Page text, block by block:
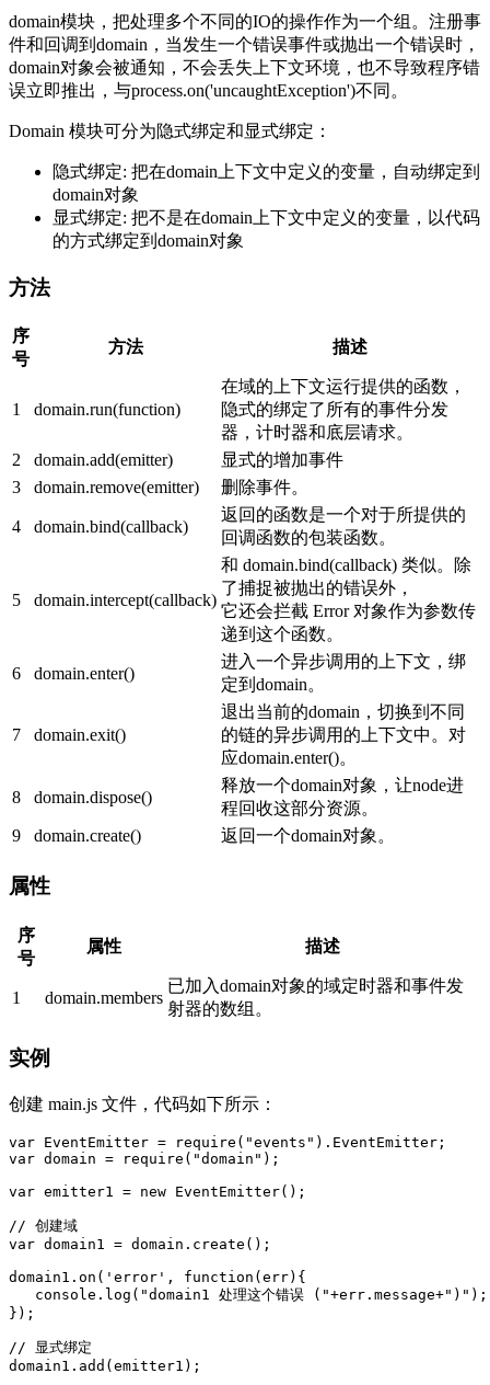
domain模块，把处理多个不同的IO的操作作为一个组。注册事
件和回调到domain，当发生一个错误事件或抛出一个错误时，
domain对象会被通知，不会丢失上下文环境，也不导致程序错
误立即推出，与process.on('uncaughtException')不同。
Domain 模块可分为隐式绑定和显式绑定：
隐式绑定: 把在domain上下文中定义的变量，自动绑定到
domain对象
显式绑定: 把不是在domain上下文中定义的变量，以代码
的方式绑定到domain对象
方法
序
号
方法 描述
1 domain.run(function)
在域的上下文运行提供的函数，
隐式的绑定了所有的事件分发
器，计时器和底层请求。
2
domain.add(emitter)
显式的增加事件
3
domain.remove(emitter) 删除事件。
4 domain.bind(callback)
返回的函数是一个对于所提供的
回调函数的包装函数。
5 domain.intercept(callback)
和 domain.bind(callback) 类似。除
了捕捉被抛出的错误外，
它还会拦截 Error 对象作为参数传
递到这个函数。
6 domain.enter()
进入一个异步调用的上下文，绑
定到domain。
7 domain.exit()
退出当前的domain，切换到不同
的链的异步调用的上下文中。对
应domain.enter()。
8 domain.dispose()
释放一个domain对象，让node进
程回收这部分资源。
9
domain.create() 返回一个domain对象。
属性
序
号
属性 描述
1 domain.members
已加入domain对象的域定时器和事件发
射器的数组。
实例
创建 main.js 文件，代码如下所示：
var EventEmitter = require("events").EventEmitter;
var domain = require("domain");
var emitter1 = new EventEmitter();
// 创建域
var domain1 = domain.create();
domain1.on('error', function(err){
   console.log("domain1 处理这个错误 ("+err.message+")");
});
// 显式绑定
domain1.add(emitter1);